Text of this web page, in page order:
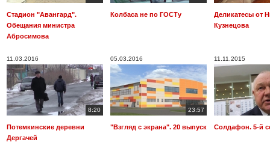
Стадион "Авангард".
Обещания министра
Абросимова
Колбаса не по ГОСТу
Деликатесы от
Кузнецова
11.03.2016
8:20
Потемкинские деревни
Дергачей
05.03.2016
23:57
"Взгляд с экрана". 20 выпуск
11.11.2015
Солдафон. 5-й